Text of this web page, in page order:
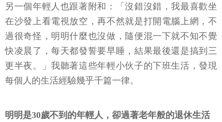
另一個年輕人也跟著附和：「沒錯沒錯，我最喜歡坐
在沙發上看電視放空，再不然就是打開電腦上網，不
過很奇怪，明明什麼也沒做，隨便混一下就不知不覺
快凌晨了，每天都發誓要早睡，結果最後還是搞到三
更半夜。」我聽著這些年輕小伙子的下班生活，發現
每個人的生活經驗幾乎千篇一律。
明明是30歲不到的年輕人，卻過著老年般的退休生活